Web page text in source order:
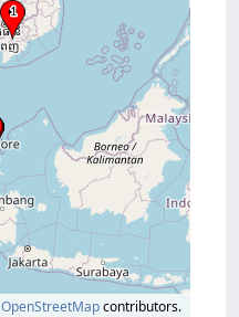
OpenStreetMapcontributors.